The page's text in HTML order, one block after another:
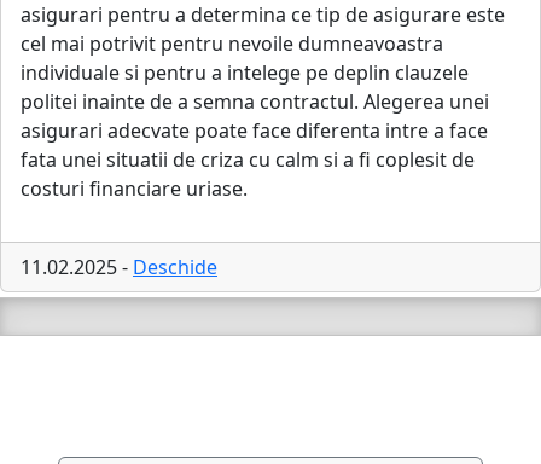
asigurari pentru a determina ce tip de asigurare este
cel mai potrivit pentru nevoile dumneavoastra
individuale si pentru a intelege pe deplin clauzele
politei inainte de a semna contractul. Alegerea unei
asigurari adecvate poate face diferenta intre a face
fata unei situatii de criza cu calm si a fi coplesit de
costuri financiare uriase.
11.02.2025 - Deschide